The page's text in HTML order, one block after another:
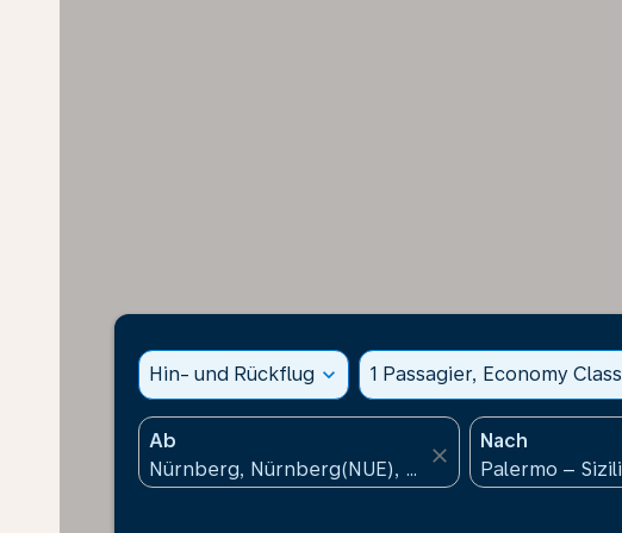
Hin- und Rückflug expand_more 1 Passagier, Economy Class
Ab
close
Nach